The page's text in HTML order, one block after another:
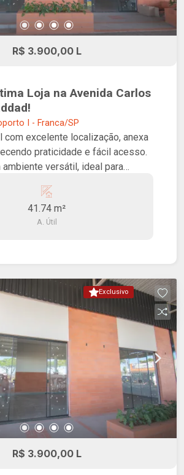
R$ 3.900,00 L
Loja na Avenida Carlos
I - Franca/SP
com excelente localização, anexa
praticidade e fácil acesso.
ambiente versátil, ideal para
que buscam boa
de clientes.
41.74 m²
A. Útil
Exclusivo
R$ 3.900,00 L